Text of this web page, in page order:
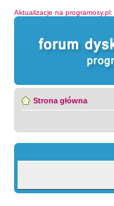
Aktualizacje na programosy.pl:
Strona główna